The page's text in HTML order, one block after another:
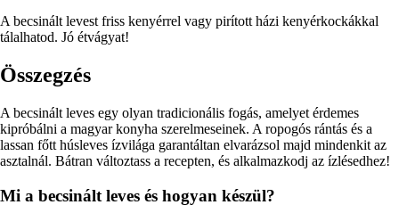
A becsinált levest friss kenyérrel vagy pirított házi kenyérkockákkal
tálalhatod. Jó étvágyat!
Összegzés
A becsinált leves egy olyan tradicionális fogás, amelyet érdemes
kipróbálni a magyar konyha szerelmeseinek. A ropogós rántás és a
lassan főtt húsleves ízvilága garantáltan elvarázsol majd mindenkit az
asztalnál. Bátran változtass a recepten, és alkalmazkodj az ízlésedhez!
Mi a becsinált leves és hogyan készül?